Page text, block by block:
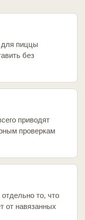
пиццы
без
приводят
проверкам
то, что
от навязанных